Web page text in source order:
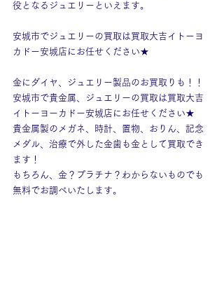
役となるジュエリーといえます。
安城市でジュエリーの買取は買取大吉イトーヨ
カドー安城店にお任せください★
金にダイヤ、ジュエリー製品のお買取りも！！
安城市で貴金属、ジュエリーの買取は買取大吉
イトーヨーカドー安城店にお任せください★
貴金属製のメガネ、時計、置物、おりん、記念
メダル、治療で外した金歯も金として買取でき
ます！
もちろん、金？プラチナ？わからないものでも
無料でお調べいたします。